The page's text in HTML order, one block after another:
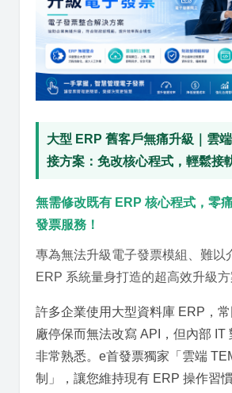
大型 ERP 舊客戶無痛升級｜雲
接方案：免改核心程式，輕鬆接
無需修改既有 ERP 核心程式，零
發票服務！
專為無法升級電子發票模組、難以
ERP 系統量身打造的超高效升級方
許多企業使用大型資料庫 ERP，
廠停保而無法改寫 API，但內部 IT
非常熟悉。e首發票獨家「雲端
制」，讓您維持現有 ERP 操作習